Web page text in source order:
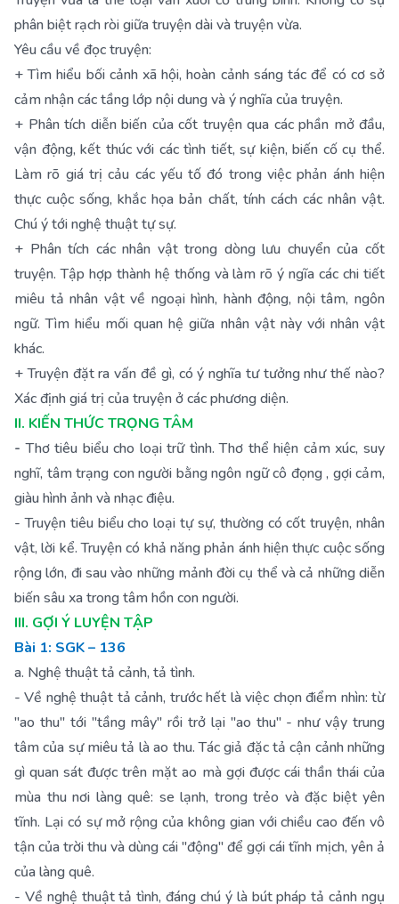
phân biệt rạch ròi giữa truyện dài và truyện vừa.
Yêu cầu về đọc truyện:
+ Tìm hiểu bối cảnh xã hội, hoàn cảnh sáng tác để có cơ sở
cảm nhận các tầng lớp nội dung và ý nghĩa của truyện.
+ Phân tích diễn biến của cốt truyện qua các phần mở đầu,
vận động, kết thúc với các tình tiết, sự kiện, biến cố cụ thể.
Làm rõ giá trị cảu các yếu tố đó trong việc phản ánh hiện
thực cuộc sống, khắc họa bản chất, tính cách các nhân vật.
Chú ý tới nghệ thuật tự sự.
+ Phân tích các nhân vật trong dòng lưu chuyển của cốt
truyện. Tập hợp thành hệ thống và làm rõ ý ngĩa các chi tiết
miêu tả nhân vật về ngoại hình, hành động, nội tâm, ngôn
ngữ. Tìm hiểu mối quan hệ giữa nhân vật này với nhân vật
khác.
+ Truyện đặt ra vấn đề gì, có ý nghĩa tư tưởng như thế nào?
Xác định giá trị của truyện ở các phương diện.
II. KIẾN THỨC TRỌNG TÂM
-Thơ tiêu biểu cho loại trữ tình. Thơ thể hiện cảm xúc, suy
nghĩ, tâm trạng con người bằng ngôn ngữ cô đọng , gợi cảm,
giàu hình ảnh và nhạc điệu.
- Truyện tiêu biểu cho loại tự sự, thường có cốt truyện, nhân
vật, lời kể. Truyện có khả năng phản ánh hiện thực cuộc sống
rộng lớn, đi sau vào những mảnh đời cụ thể và cả những diễn
biến sâu xa trong tâm hồn con người.
III. GỢI Ý LUYỆN TẬP
Bài 1: SGK – 136
a. Nghệ thuật tả cảnh, tả tình.
- Về nghệ thuật tả cảnh, trước hết là việc chọn điểm nhìn: từ
"ao thu" tới "tầng mây" rồi trở lại "ao thu" - như vậy trung
tâm của sự miêu tả là ao thu. Tác giả đặc tả cận cảnh những
gì quan sát được trên mặt ao mà gợi được cái thần thái của
mùa thu nơi làng quê: se lạnh, trong trẻo và đặc biệt yên
tĩnh. Lại có sự mở rộng của không gian với chiều cao đến vô
tận của trời thu và dùng cái "động" để gợi cái tĩnh mịch, yên ả
của làng quê.
- Về nghệ thuật tả tình, đáng chú ý là bút pháp tả cảnh ngụ